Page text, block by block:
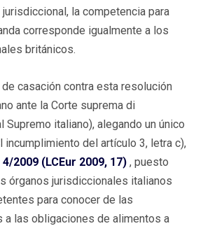
la competencia para
corresponde igualmente a los
británicos.
casación contra esta resolución
ante la Corte suprema di
Supremo italiano), alegando un único
incumplimiento del artículo 3, letra c),
2009 (LCEur 2009, 17) , puesto
órganos jurisdiccionales italianos
para conocer de las
a las obligaciones de alimentos a